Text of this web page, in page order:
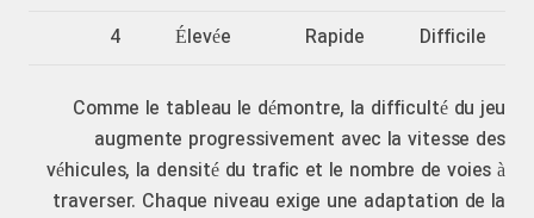
Difficile
Rapide
Élevée
4
Comme le tableau le démontre, la difficulté du jeu
augmente progressivement avec la vitesse des
véhicules, la densité du trafic et le nombre de voies à
traverser. Chaque niveau exige une adaptation de la